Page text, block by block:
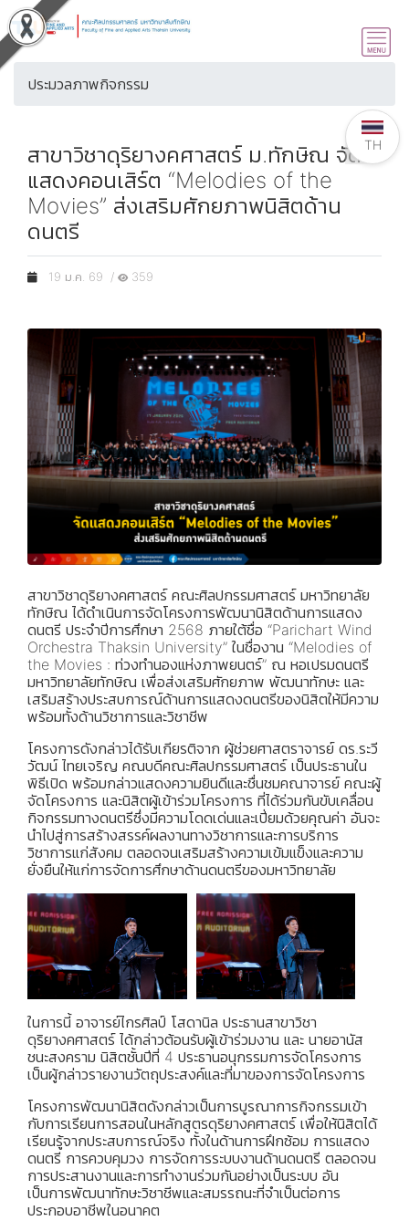
ประมวลภาพกิจกรรม
สาขาวิชาดุริยางคศาสตร์ ม.ทักษิณ จัด
แสดงคอนเสิร์ต “Melodies of the
Movies” ส่งเสริมศักยภาพนิสิตด้าน
ดนตรี
19 ม.ค. 69 / 359
สาขาวิชาดุริยางคศาสตร์ คณะศิลปกรรมศาสตร์ มหาวิทยาลัย
ทักษิณ ได้ดำเนินการจัดโครงการพัฒนานิสิตด้านการแสดง
ดนตรี ประจำปีการศึกษา 2568 ภายใต้ชื่อ “Parichart Wind
Orchestra Thaksin University” ในชื่องาน “Melodies of
the Movies : ท่วงทำนองแห่งภาพยนตร์” ณ หอเปรมดนตรี
มหาวิทยาลัยทักษิณ เพื่อส่งเสริมศักยภาพ พัฒนาทักษะ และ
เสริมสร้างประสบการณ์ด้านการแสดงดนตรีของนิสิตให้มีความ
พร้อมทั้งด้านวิชาการและวิชาชีพ
โครงการดังกล่าวได้รับเกียรติจาก ผู้ช่วยศาสตราจารย์ ดร.ระวี
วัฒน์ ไทยเจริญ คณบดีคณะศิลปกรรมศาสตร์ เป็นประธานใน
พิธีเปิด พร้อมกล่าวแสดงความยินดีและชื่นชมคณาจารย์ คณะผู้
จัดโครงการ และนิสิตผู้เข้าร่วมโครงการ ที่ได้ร่วมกันขับเคลื่อน
กิจกรรมทางดนตรีซึ่งมีความโดดเด่นและเปี่ยมด้วยคุณค่า อันจะ
นำไปสู่การสร้างสรรค์ผลงานทางวิชาการและการบริการ
วิชาการแก่สังคม ตลอดจนเสริมสร้างความเข้มแข็งและความ
ยั่งยืนให้แก่การจัดการศึกษาด้านดนตรีของมหาวิทยาลัย
ในการนี้ อาจารย์ไกรศิลป์ โสดานิล ประธานสาขาวิชา
ดุริยางคศาสตร์ ได้กล่าวต้อนรับผู้เข้าร่วมงาน และ นายอานัส
ชนะสงคราม นิสิตชั้นปีที่ 4 ประธานอนุกรรมการจัดโครงการ
เป็นผู้กล่าวรายงานวัตถุประสงค์และที่มาของการจัดโครงการ
โครงการพัฒนานิสิตดังกล่าวเป็นการบูรณาการกิจกรรมเข้า
กับการเรียนการสอนในหลักสูตรดุริยางคศาสตร์ เพื่อให้นิสิตได้
เรียนรู้จากประสบการณ์จริง ทั้งในด้านการฝึกซ้อม การแสดง
ดนตรี การควบคุมวง การจัดการระบบงานด้านดนตรี ตลอดจน
การประสานงานและการทำงานร่วมกันอย่างเป็นระบบ อัน
เป็นการพัฒนาทักษะวิชาชีพและสมรรถนะที่จำเป็นต่อการ
ประกอบอาชีพในอนาคต
TH